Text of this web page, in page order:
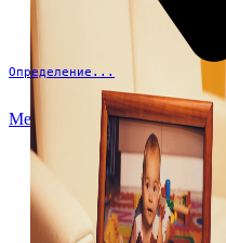
Определение...
Меню